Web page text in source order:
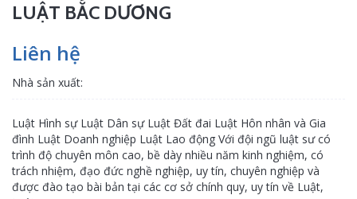
LUẬT BẮC DƯƠNG
Liên hệ
Nhà sản xuất:
Luật Hình sự Luật Dân sự Luật Đất đai Luật Hôn nhân và Gia
đình Luật Doanh nghiệp Luật Lao động Với đội ngũ luật sư có
trình độ chuyên môn cao, bề dày nhiều năm kinh nghiệm, có
trách nhiệm, đạo đức nghề nghiệp, uy tín, chuyên nghiệp và
được đào tạo bài bản tại các cơ sở chính quy, uy tín về Luật,